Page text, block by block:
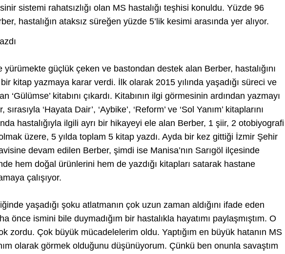
sistemi rahatsızlığı olan MS hastalığı teşhisi konuldu. Yüzde 96
hastalığın ataksız süreğen yüzde 5’lik kesimi arasında yer alıyor.
yürümekte güçlük çeken ve bastondan destek alan Berber, hastalığını
kitap yazmaya karar verdi. İlk olarak 2015 yılında yaşadığı süreci ve
‘Gülümse’ kitabını çıkardı. Kitabının ilgi görmesinin ardından yazmayı
‘Hayata Dair’, ‘Aybike’, ‘Reform’ ve ‘Sol Yanım’ kitaplarını
hastalığıyla ilgili ayrı bir hikayeyi ele alan Berber, 1 şiir, 2 otobiyografi
üzere, 5 yılda toplam 5 kitap yazdı. Ayda bir kez gittiği İzmir Şehir
devam edilen Berber, şimdi ise Manisa’nın Sarıgöl ilçesinde
hem doğal ürünlerini hem de yazdığı kitapları satarak hastane
çalışıyor.
yaşadığı şoku atlatmanın çok uzun zaman aldığını ifade eden
önce ismini bile duymadığım bir hastalıkla hayatımı paylaşmıştım. O
zordu. Çok büyük mücadelelerim oldu. Yaptığım en büyük hatanın MS
olarak görmek olduğunu düşünüyorum. Çünkü ben onunla savaştım